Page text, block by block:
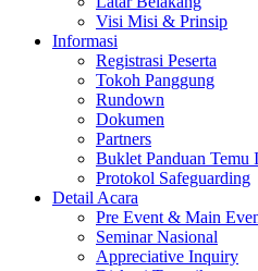
Visi Misi & Prinsip
Informasi
Registrasi Peserta
Tokoh Panggung
Rundown
Dokumen
Partners
Buklet Panduan Temu
Protokol Safeguarding
Detail Acara
Pre Event & Main
Seminar Nasional
Appreciative Inquiry